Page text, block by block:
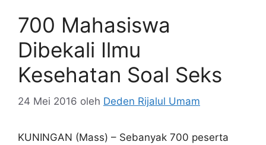
700 Mahasiswa
Dibekali Ilmu
Kesehatan Soal Seks
24 Mei 2016 oleh Deden Rijalul Umam
KUNINGAN (Mass) – Sebanyak 700 peserta